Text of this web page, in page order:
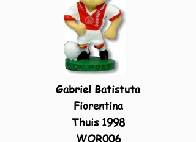
Gabriel Batistuta
Fiorentina
Thuis 1998
WOR006